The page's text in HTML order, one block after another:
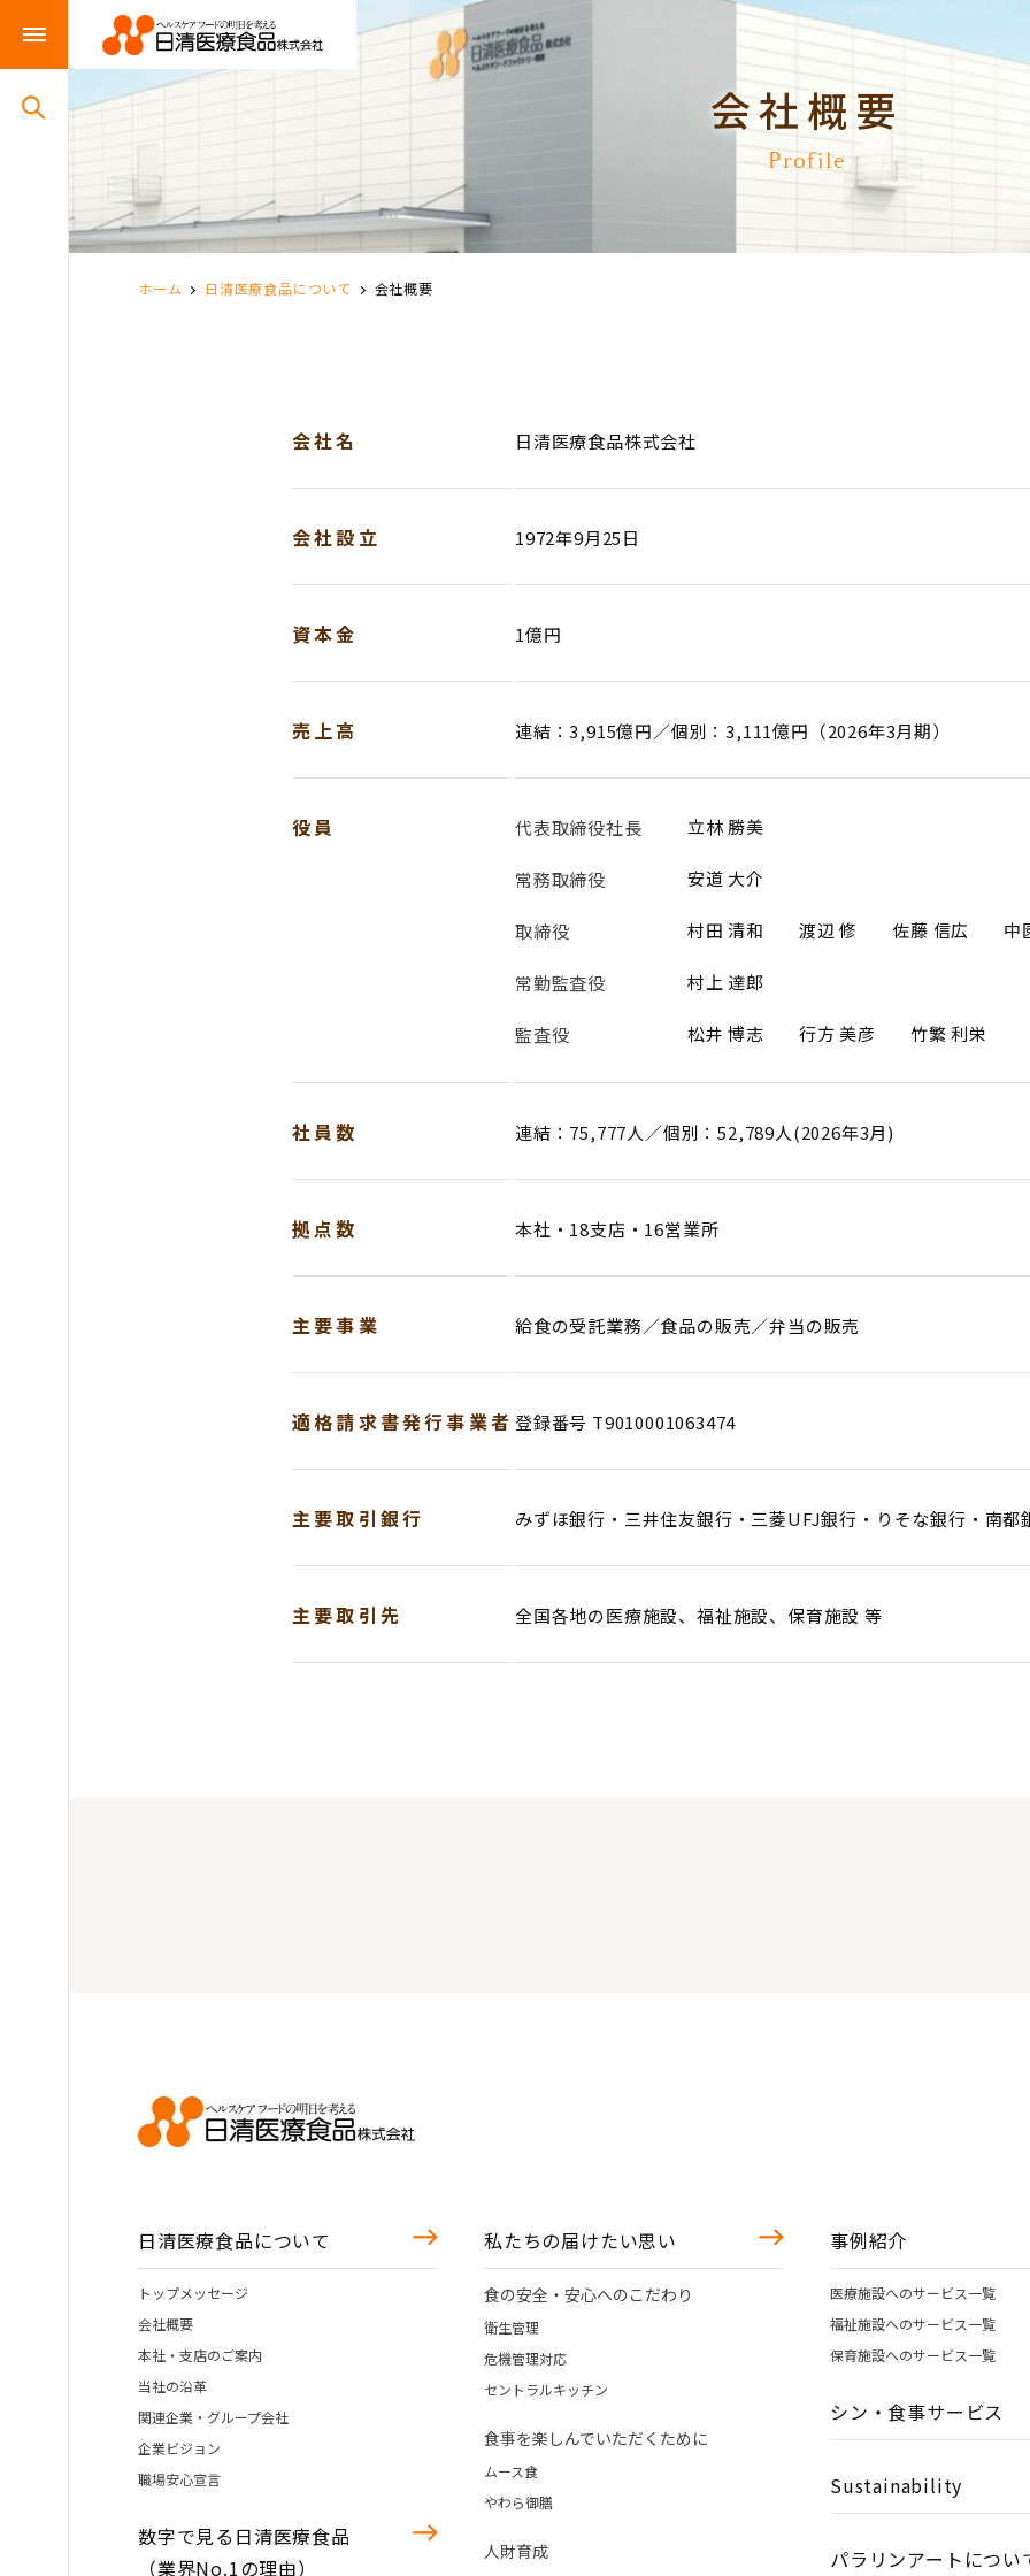
会社概要
Profile
ホーム 日清医療食品について 会社概要
会社名 日清医療食品株式会社
会社設立 1972年9月25日
資本金 1億円
売上高 連結：3,915億円／個別：3,111億円（2026年3月期）
役員 代表取締役社長 立林 勝美
常務取締役 安道 大介
取締役 村田 清和 渡辺 修 佐藤 信広 中
常勤監査役 村上 達郎
監査役 松井 博志 行方 美彦 竹繁 利栄
社員数 連結：75,777人／個別：52,789人(2026年3月)
拠点数 本社・18支店・16営業所
主要事業 給食の受託業務／食品の販売／弁当の販売
適格請求書発行事業者 登録番号 T9010001063474
主要取引銀行 みずほ銀行・三井住友銀行・三菱UFJ銀行・りそな銀行・南都
主要取引先 全国各地の医療施設、福祉施設、保育施設 等
日清医療食品について
トップメッセージ
会社概要
本社・支店のご案内
当社の沿革
関連企業・グループ会社
企業ビジョン
職場安心宣言
数字で見る日清医療食品
（業界No.1の理由）
私たちの届けたい思い
食の安全・安心へのこだわり
衛生管理
危機管理対応
セントラルキッチン
食事を楽しんでいただくために
ムース食
やわら御膳
人財育成
事例紹介
医療施設へのサービス一覧
福祉施設へのサービス一覧
保育施設へのサービス一覧
シン・食事サービス
Sustainability
パラリンアートについ